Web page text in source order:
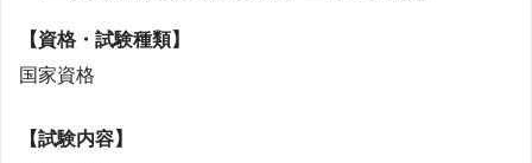
【資格・試験種類】
国家資格
【試験内容】